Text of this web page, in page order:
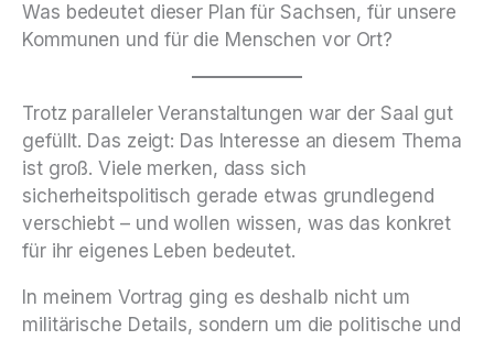
Was bedeutet dieser Plan für Sachsen, für unsere
Kommunen und für die Menschen vor Ort?
Trotz paralleler Veranstaltungen war der Saal gut
gefüllt. Das zeigt: Das Interesse an diesem Thema
ist groß. Viele merken, dass sich
sicherheitspolitisch gerade etwas grundlegend
verschiebt – und wollen wissen, was das konkret
für ihr eigenes Leben bedeutet.
In meinem Vortrag ging es deshalb nicht um
militärische Details, sondern um die politische und